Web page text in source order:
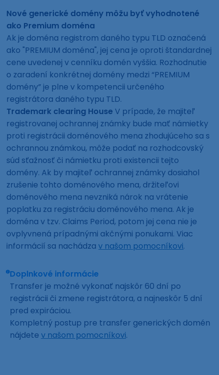
Nové generické domény môžu byť vyhodnotené
ako Premium doména
Ak je doména registrom daného typu TLD označená
ako "PREMIUM doména", jej cena je oproti štandardnej
cene uvedenej v cenníku domén vyššia. Rozhodnutie
o zaradení konkrétnej domény medzi “PREMIUM
domény” je plne v kompetencii určeného
registrátora daného typu TLD.
Trademark clearing House V prípade, že majiteľ
registrovanej ochrannej známky bude mať námietky
proti registrácii doménového mena zhodujúceho sa s
ochrannou známkou, môže podať na rozhodcovský
súd sťažnosť či námietku proti existencii tejto
domény. Ak by majiteľ ochrannej známky dosiahol
zrušenie tohto doménového mena, držiteľovi
doménového mena nevzniká nárok na vrátenie
poplatku za registráciu doménového mena. Ak je
doména v tzv. Claims Period, potom jej cena nie je
ovplyvnená prípadnými akčnými ponukami. Viac
informácií sa nachádzav našom pomocníkovi.
Doplnkové informácie
Transfer je možné vykonať najskôr 60 dní po
registrácii či zmene registrátora, a najneskôr 5 dní
pred expiráciou.
Kompletný postup pre transfer generických domén
nájdete v našom pomocníkovi.